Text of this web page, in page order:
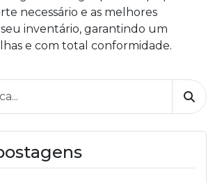
necessário e as melhores
inventário, garantindo um
e com total conformidade.